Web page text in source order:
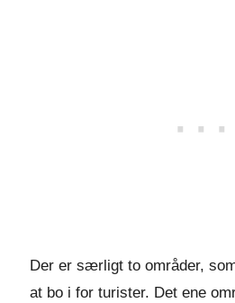
Der er særligt to områder,
at bo i for turister. Det ene